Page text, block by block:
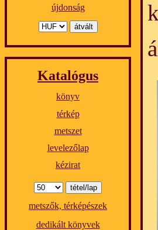
újdonság
Katalógus
könyv
térkép
metszet
levelezőlap
kézirat
metszők, térképészek
dedikált könyvek